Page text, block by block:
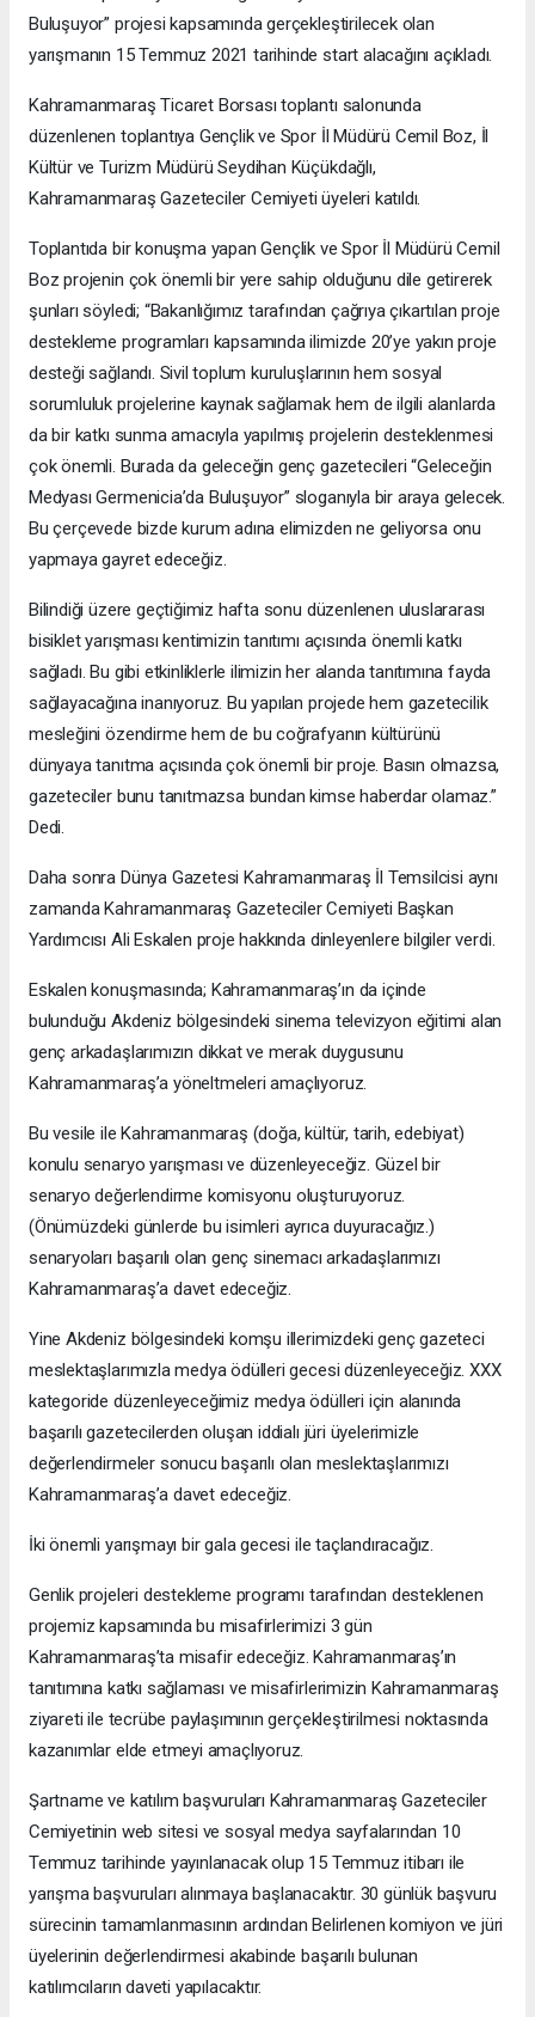
Buluşuyor” projesi kapsamında gerçekleştirilecek olan
yarışmanın 15 Temmuz 2021 tarihinde start alacağını açıkladı.
Kahramanmaraş Ticaret Borsası toplantı salonunda
düzenlenen toplantıya Gençlik ve Spor İl Müdürü Cemil Boz, İl
Kültür ve Turizm Müdürü Seydihan Küçükdağlı,
Kahramanmaraş Gazeteciler Cemiyeti üyeleri katıldı.
Toplantıda bir konuşma yapan Gençlik ve Spor İl Müdürü Cemil
Boz projenin çok önemli bir yere sahip olduğunu dile getirerek
şunları söyledi; “Bakanlığımız tarafından çağrıya çıkartılan proje
destekleme programları kapsamında ilimizde 20’ye yakın proje
desteği sağlandı. Sivil toplum kuruluşlarının hem sosyal
sorumluluk projelerine kaynak sağlamak hem de ilgili alanlarda
da bir katkı sunma amacıyla yapılmış projelerin desteklenmesi
çok önemli. Burada da geleceğin genç gazetecileri “Geleceğin
Medyası Germenicia’da Buluşuyor” sloganıyla bir araya gelecek.
Bu çerçevede bizde kurum adına elimizden ne geliyorsa onu
yapmaya gayret edeceğiz.
Bilindiği üzere geçtiğimiz hafta sonu düzenlenen uluslararası
bisiklet yarışması kentimizin tanıtımı açısında önemli katkı
sağladı. Bu gibi etkinliklerle ilimizin her alanda tanıtımına fayda
sağlayacağına inanıyoruz. Bu yapılan projede hem gazetecilik
mesleğini özendirme hem de bu coğrafyanın kültürünü
dünyaya tanıtma açısında çok önemli bir proje. Basın olmazsa,
gazeteciler bunu tanıtmazsa bundan kimse haberdar olamaz.”
Dedi.
Daha sonra Dünya Gazetesi Kahramanmaraş İl Temsilcisi aynı
zamanda Kahramanmaraş Gazeteciler Cemiyeti Başkan
Yardımcısı Ali Eskalen proje hakkında dinleyenlere bilgiler verdi.
Eskalen konuşmasında; Kahramanmaraş’ın da içinde
bulunduğu Akdeniz bölgesindeki sinema televizyon eğitimi alan
genç arkadaşlarımızın dikkat ve merak duygusunu
Kahramanmaraş’a yöneltmeleri amaçlıyoruz.
Bu vesile ile Kahramanmaraş (doğa, kültür, tarih, edebiyat)
konulu senaryo yarışması ve düzenleyeceğiz. Güzel bir
senaryo değerlendirme komisyonu oluşturuyoruz.
(Önümüzdeki günlerde bu isimleri ayrıca duyuracağız.)
senaryoları başarılı olan genç sinemacı arkadaşlarımızı
Kahramanmaraş’a davet edeceğiz.
Yine Akdeniz bölgesindeki komşu illerimizdeki genç gazeteci
meslektaşlarımızla medya ödülleri gecesi düzenleyeceğiz. XXX
kategoride düzenleyeceğimiz medya ödülleri için alanında
başarılı gazetecilerden oluşan iddialı jüri üyelerimizle
değerlendirmeler sonucu başarılı olan meslektaşlarımızı
Kahramanmaraş’a davet edeceğiz.
İki önemli yarışmayı bir gala gecesi ile taçlandıracağız.
Genlik projeleri destekleme programı tarafından desteklenen
projemiz kapsamında bu misafirlerimizi 3 gün
Kahramanmaraş’ta misafir edeceğiz. Kahramanmaraş’ın
tanıtımına katkı sağlaması ve misafirlerimizin Kahramanmaraş
ziyareti ile tecrübe paylaşımının gerçekleştirilmesi noktasında
kazanımlar elde etmeyi amaçlıyoruz.
Şartname ve katılım başvuruları Kahramanmaraş Gazeteciler
Cemiyetinin web sitesi ve sosyal medya sayfalarından 10
Temmuz tarihinde yayınlanacak olup 15 Temmuz itibarı ile
yarışma başvuruları alınmaya başlanacaktır. 30 günlük başvuru
sürecinin tamamlanmasının ardından Belirlenen komiyon ve jüri
üyelerinin değerlendirmesi akabinde başarılı bulunan
katılımcıların daveti yapılacaktır.